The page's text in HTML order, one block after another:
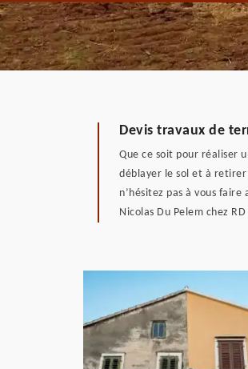
Devis travaux de
Que ce soit pour réaliser
déblayer le sol et à retirer
n’hésitez pas à vous
Nicolas Du Pelem chez RD